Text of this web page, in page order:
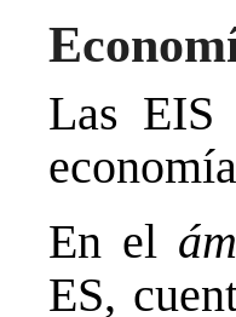
Las
En el
ES,